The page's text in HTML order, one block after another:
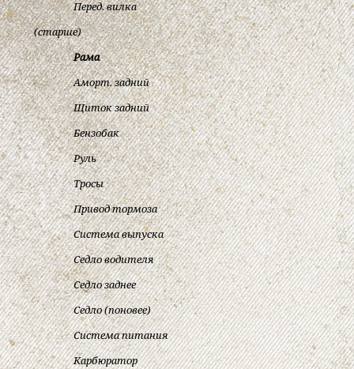
Перед. вилка
(старше)
Рама
Аморт. задний
Щиток задний
Бензобак
Руль
Тросы
Привод тормоза
Система выпуска
Седло водителя
Седло заднее
Седло (поновее)
Система питания
Карбюратор